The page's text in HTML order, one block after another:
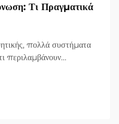
Τι Πραγματικά
πολλά συστήματα
περιλαμβάνουν
ακριβώς κατά